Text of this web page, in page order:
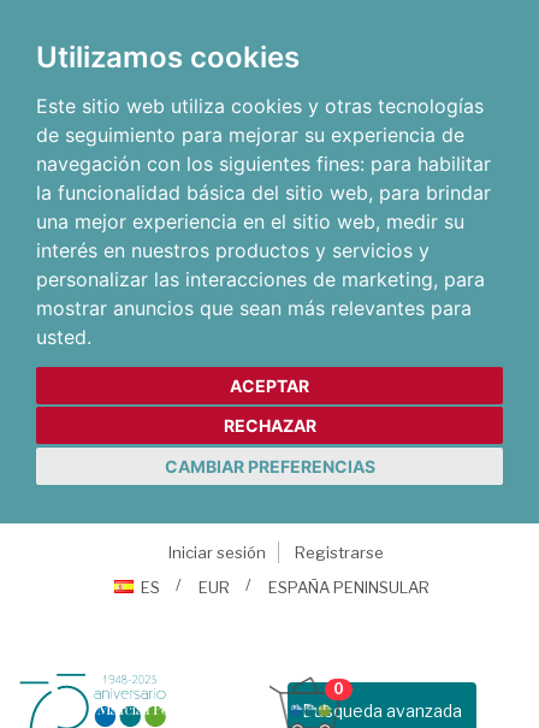
Utilizamos cookies
Este sitio web utiliza cookies y otras tecnologías
de seguimiento para mejorar su experiencia de
navegación con los siguientes fines: para habilitar
la funcionalidad básica del sitio web, para brindar
una mejor experiencia en el sitio web, medir su
interés en nuestros productos y servicios y
personalizar las interacciones de marketing, para
mostrar anuncios que sean más relevantes para
usted.
ACEPTAR
RECHAZAR
CAMBIAR PREFERENCIAS
Iniciar sesión
Registrarse
ES
EUR ESPAÑA PENINSULAR
Busqueda avanzada
0